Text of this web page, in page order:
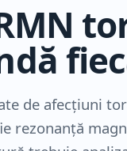
de afecțiuni
rezonanță